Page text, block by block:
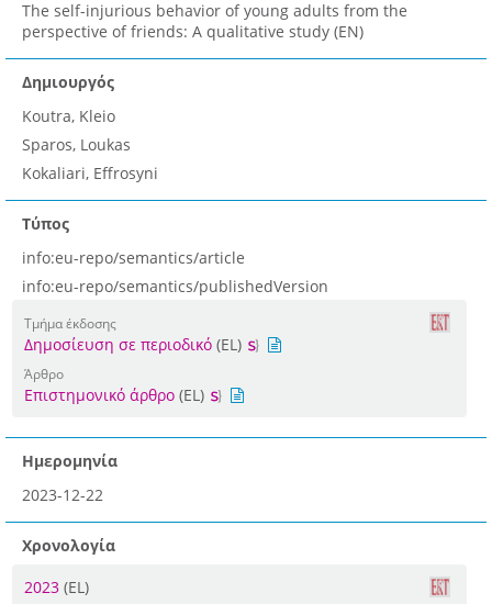
The self-injurious behavior of young adults from the
perspective of friends: A qualitative study (EN)
Δημιουργός
Koutra, Kleio
Sparos, Loukas
Kokaliari, Effrosyni
Τύπος
info:eu-repo/semantics/article
info:eu-repo/semantics/publishedVersion
Τμήμα έκδοσης
Δημοσίευση σε περιοδικό (EL)
Άρθρο
Επιστημονικό άρθρο (EL)
Ημερομηνία
2023-12-22
Χρονολογία
2023 (EL)